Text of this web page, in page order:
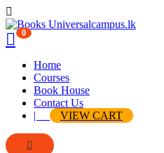
0
Home
Courses
Book House
Contact Us
|
VIEW CART